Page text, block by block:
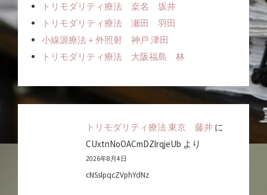
トリモダリティ療法 桒名 坂井
トリモダリティ療法 瀬田 羽田
小線源療法＋外照射 神戸 津田
トリモダリティ療法 大阪福島 林
トリモダリティ療法 東京 藤井に
CUxtnNoOACmDZlrqjeUb より
2026年8月4日
cNSslpqcZVphYdNz